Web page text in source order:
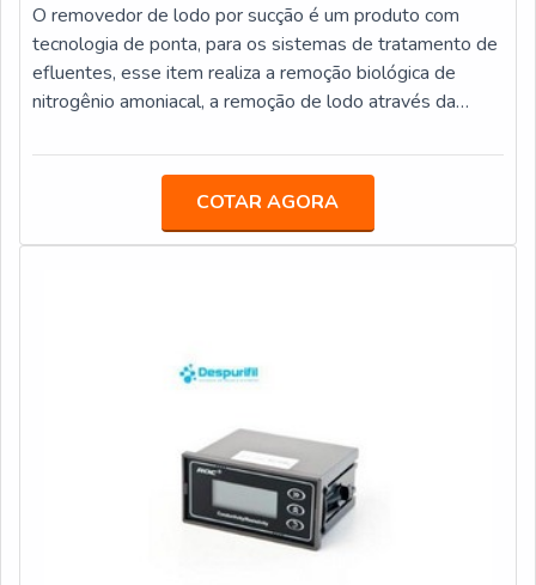
O removedor de lodo por sucção é um produto com
tecnologia de ponta, para os sistemas de tratamento de
efluentes, esse item realiza a remoção biológica de
nitrogênio amoniacal, a remoção de lodo através da
itemEsse processo é importante realizar esse processo
clarificador de água de uma maneira ágil, isso evita que
ocorra a flotação de sólidos por conta das condições de
COTAR AGORA